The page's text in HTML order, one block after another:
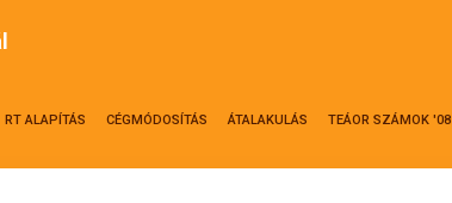
RT ALAPÍTÁS CÉGMÓDOSÍTÁS ÁTALAKULÁS TEÁOR SZÁMOK '08